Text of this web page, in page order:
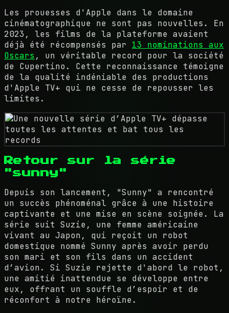
Les prouesses d'Apple dans le domaine
cinématographique ne sont pas nouvelles. En
2023, les films de la plateforme avaient
déjà été récompensés par 13 nominations aux
Oscars , un véritable record pour la société
de Cupertino. Cette reconnaissance témoigne
de la qualité indéniable des productions
d'Apple TV+ qui ne cesse de repousser les
limites.
Retour sur la série
"sunny"
Depuis son lancement, "Sunny" a rencontré
un succès phénoménal grâce à une histoire
captivante et une mise en scène soignée. La
série suit Suzie, une femme américaine
vivant au Japon, qui reçoit un robot
domestique nommé Sunny après avoir perdu
son mari et son fils dans un accident
d’avion. Si Suzie rejette d'abord le robot,
une amitié inattendue se développe entre
eux, offrant un souffle d’espoir et de
réconfort à notre héroïne.